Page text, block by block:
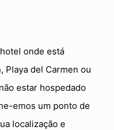
onde está
Playa del Carmen ou
estar hospedado
emos um ponto de
localização e